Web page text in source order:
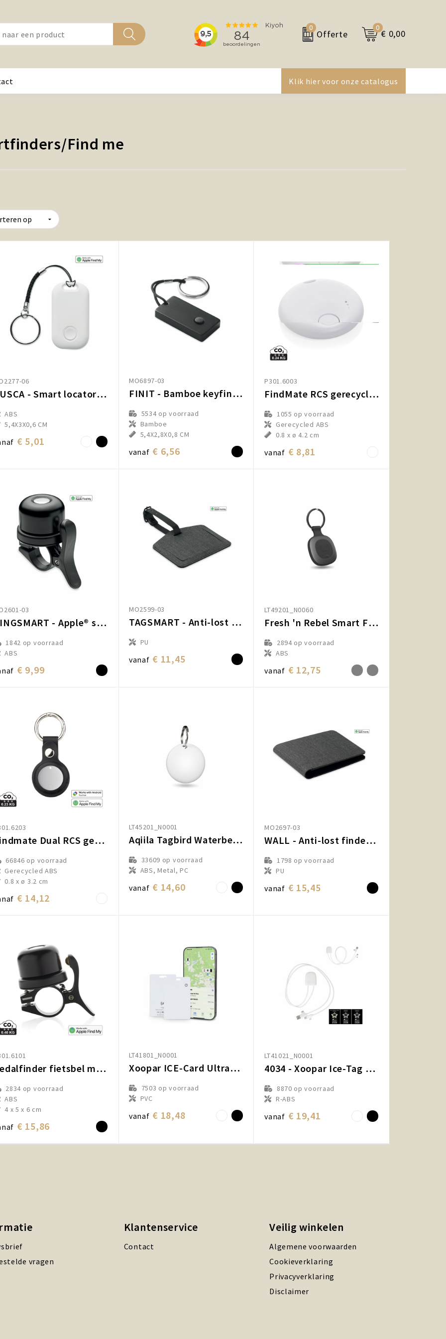
0
Offerte
0
€ 0,00
Klik hier voor onze catalogus
Find me
06
BUSCA - Smart locator Apple Zoek mijn
ABS
5,4X3X0,6 CM
€ 5,01
MO6897-03
FINIT - Bamboe keyfinder
5534op voorraad
Bamboe
5,4X2,8X0,8 CM
vanaf € 6,56
P301.6003
FindMate RCS gerecycled plastic item finder
1055 op voorraad
Gerecycled ABS
0.8 x ø 4.2 cm
vanaf € 8,81
03
RINGSMART - Apple® smart finder fietsbel
1842 op voorraad
ABS
€ 9,99
MO2599-03
TAGSMART - Anti-lost finder bagagelabel
PU
vanaf € 11,45
LT49201_N0060
Fresh 'n Rebel Smart Finder (Apple Zoek Mijn)
2894op voorraad
ABS
vanaf € 12,75
Findmate Dual RCS gerecycled plastic item finder IPX5
66846 op voorraad
Gerecycled ABS
0.8 x ø 3.2 cm
€ 14,12
LT45201_N0001
Aqiila Tagbird Waterbestendige Tracker met sleutelring
33609 op voorraad
ABS, Metal, PC
vanaf € 14,60
MO2697-03
WALL - Anti-lost finder portemonnee
1798 op voorraad
PU
vanaf € 15,45
Pedalfinder fietsbel met wereldwijd lokaliseren
2834 op voorraad
ABS
4 x 5 x 6 cm
€ 15,86
LT41801_N0001
Xoopar ICE-Card Ultradune Tracker Kaart oplaadbaar
7503 op voorraad
PVC
vanaf € 18,48
LT41021_N0001
4034 - Xoopar Ice-Tag kabel voorzien van Find My tracker
8870 op voorraad
R-ABS
vanaf € 19,41
vragen
Klantenservice
Contact
Veilig winkelen
Algemene voorwaarden
Cookieverklaring
Privacyverklaring
Disclaimer